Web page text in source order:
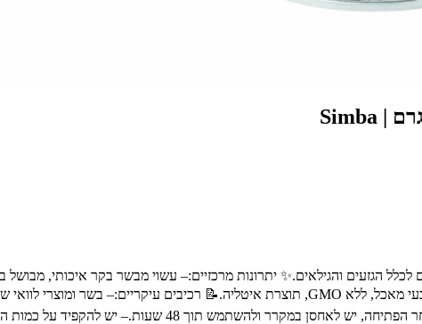
הגזעים והגילאים.✨ יתרונות מרכזיים:– עשוי מבשר בקר איכותי, מבושל
על כמות האכלה מתאימה בהתאם למשקל הכלב.– יש להקפיד על שתיית מים טריים וזמינים לכלב.